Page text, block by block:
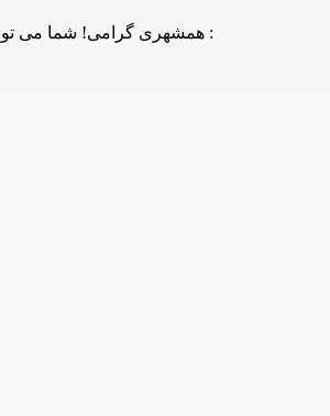
همشهری گرامی! شما می توانید جهت دریافت اطلاعات، سوالات و یا درخواست اعزام تعمیرکار/سرویسکار با شماره های ذیل نیز تماس حاصل فرمایید :